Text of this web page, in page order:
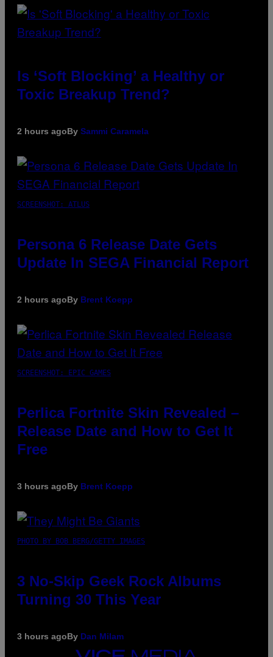
Is ‘Soft Blocking’ a Healthy or
Toxic Breakup Trend?
2 hours agoBy Sammi Caramela
SCREENSHOT: ATLUS
Persona 6 Release Date Gets
Update In SEGA Financial Report
2 hours agoBy Brent Koepp
SCREENSHOT: EPIC GAMES
Perlica Fortnite Skin Revealed –
Release Date and How to Get It
Free
3 hours agoBy Brent Koepp
PHOTO BY BOB BERG/GETTY IMAGES
3 No-Skip Geek Rock Albums
Turning 30 This Year
3 hours agoBy Dan Milam
VICE